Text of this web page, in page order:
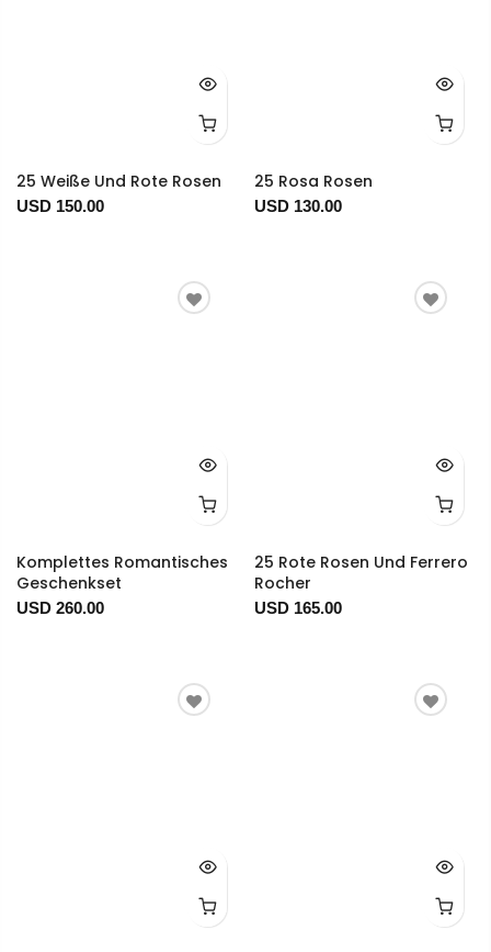
25 Weiße Und Rote Rosen
USD 150.00
25 Rosa Rosen
USD 130.00
Komplettes Romantisches
Geschenkset
USD 260.00
25 Rote Rosen Und Ferrero
Rocher
USD 165.00